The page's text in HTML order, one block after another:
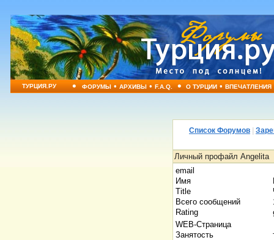
ТУРЦИЯ.РУ • ФОРУМЫ•АРХИВЫ•F.A.Q. • О ТУРЦИИ•ВПЕЧАТЛЕНИЯ
Список Форумов
Личный профайл Angelita
email
Имя
Title
Всего сообщений
Rating
WEB-Страница
Занятость